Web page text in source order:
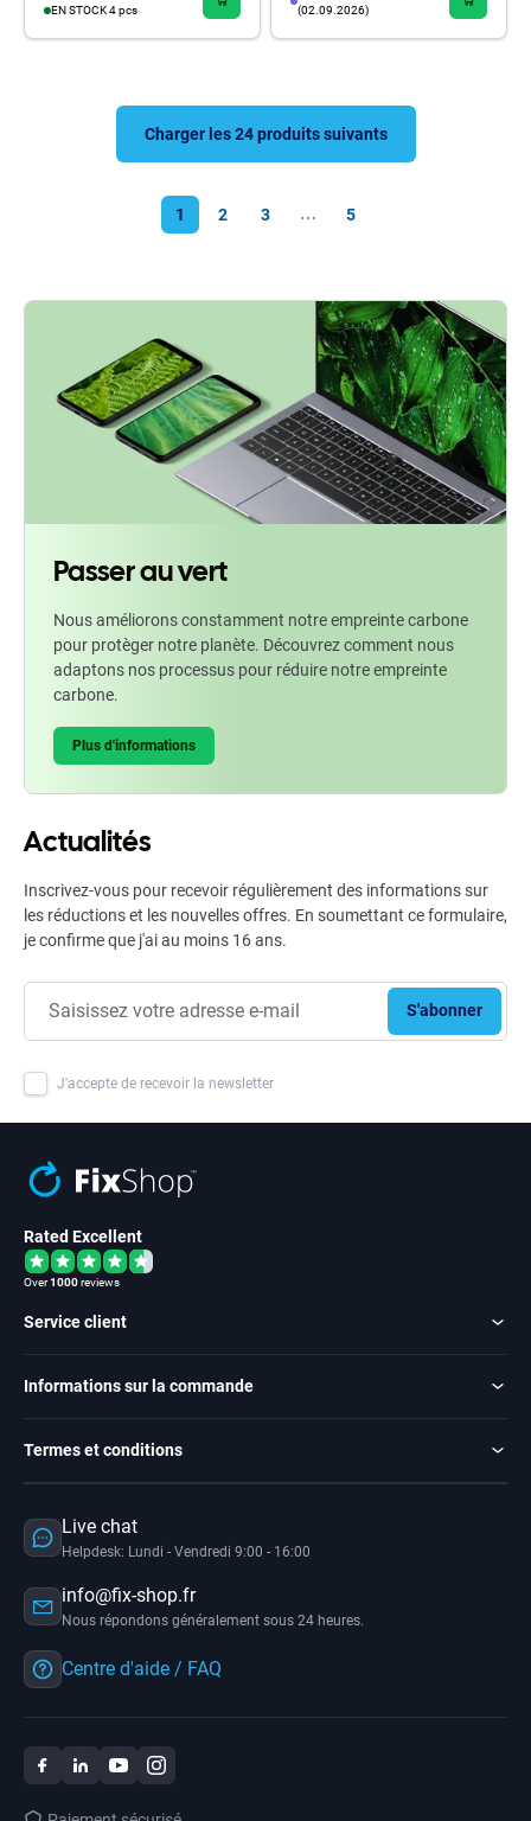
EN STOCK 4 pcs
(02.09.2026)
Charger les 24 produits suivants
1 2 3 ⋯ 5
Passer au vert
Nous améliorons constamment notre empreinte carbone
pour protèger notre planète. Découvrez comment nous
adaptons nos processus pour réduire notre empreinte
carbone.
Plus d'informations
Actualités
Inscrivez-vous pour recevoir régulièrement des informations sur
les réductions et les nouvelles offres. En soumettant ce formulaire,
je confirme que j'ai au moins 16 ans.
S'abonner
J'accepte de recevoir la newsletter
Rated Excellent
Over1000reviews
Service client
Informations sur la commande
Termes et conditions
Live chat
Helpdesk: Lundi - Vendredi 9:00 - 16:00
info@fix-shop.fr
Nous répondons généralement sous 24 heures.
Centre d'aide / FAQ